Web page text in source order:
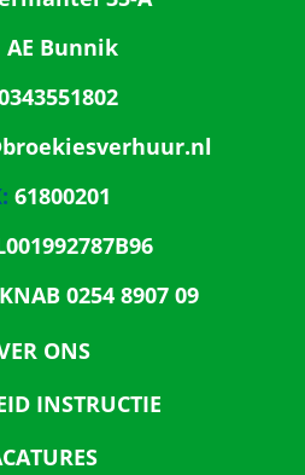
AE Bunnik
61800201
0254 8907 09
ONS
INSTRUCTIE